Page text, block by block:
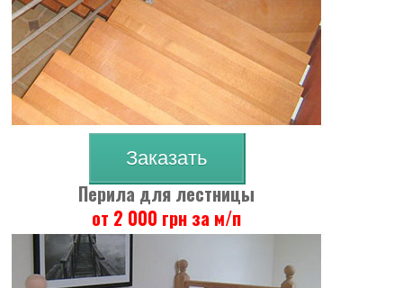
Заказать
Перила для лестницы
от 2 000 грн за м/п